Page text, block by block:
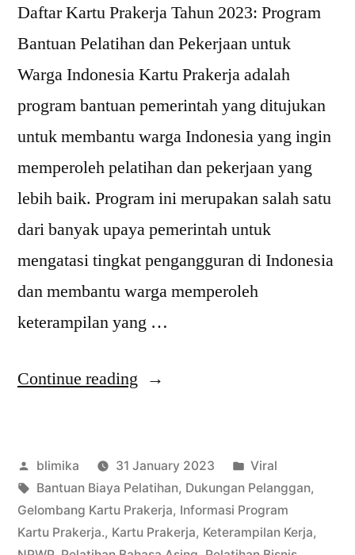
Daftar Kartu Prakerja Tahun 2023: Program
Bantuan Pelatihan dan Pekerjaan untuk
Warga Indonesia Kartu Prakerja adalah
program bantuan pemerintah yang ditujukan
untuk membantu warga Indonesia yang ingin
memperoleh pelatihan dan pekerjaan yang
lebih baik. Program ini merupakan salah satu
dari banyak upaya pemerintah untuk
mengatasi tingkat pengangguran di Indonesia
dan membantu warga memperoleh
keterampilan yang …
Continue reading “Program
2023:
Daftar
untuk
Posted
by
blimika 31 January 2023
Posted
in
Viral
Tags:
Bantuan Biaya Pelatihan, Dukungan Pelanggan,
Gelombang Kartu Prakerja, Informasi Program
Kartu Prakerja., Kartu Prakerja, Keterampilan Kerja,